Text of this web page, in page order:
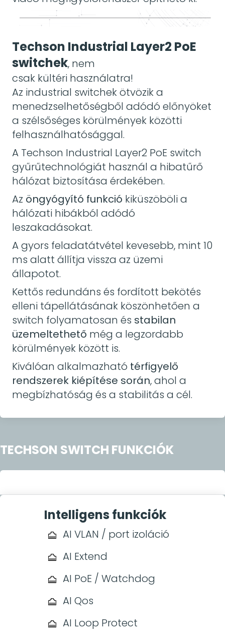
Techson Industrial Layer2 PoE
switchek, nem
csak kültéri használatra!
Az industrial switchek ötvözik a
menedzselhetőségből adódó előnyöket
a szélsőséges körülmények közötti
felhasználhatósággal.
A Techson Industrial Layer2 PoE switch
gyűrűtechnológiát használ a hibatűrő
hálózat biztosítása érdekében.
Az öngyógyító funkció kiküszöböli a
hálózati hibákból adódó
leszakadásokat.
A gyors feladatátvétel kevesebb, mint 10
ms alatt állítja vissza az üzemi
állapotot.
Kettős redundáns és fordított bekötés
elleni tápellátásának köszönhetően a
switch folyamatosan és stabilan
üzemeltethető még a legzordabb
körülmények között is.
Kiválóan alkalmazható térfigyelő
rendszerek kiépítése során, ahol a
megbízhatóság és a stabilitás a cél.
TECHSON SWITCH FUNKCIÓK
Intelligens funkciók
AI VLAN / port izoláció
AI Extend
AI PoE / Watchdog
AI Qos
AI Loop Protect